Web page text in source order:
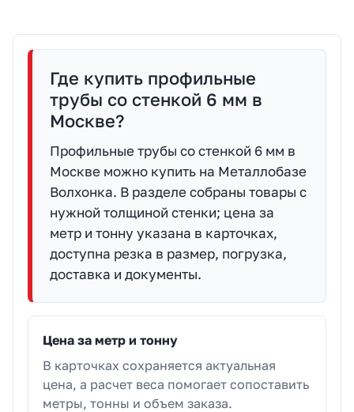
Где купить профильные
трубы со стенкой 6 мм в
Москве?
Профильные трубы со стенкой 6 мм в
Москве можно купить на Металлобазе
Волхонка. В разделе собраны товары с
нужной толщиной стенки; цена за
метр и тонну указана в карточках,
доступна резка в размер, погрузка,
доставка и документы.
Цена за метр и тонну
В карточках сохраняется актуальная
цена, а расчет веса помогает сопоставить
метры, тонны и объем заказа.